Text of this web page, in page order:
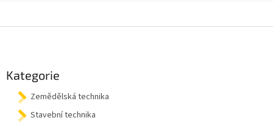
Kategorie
Zemědělská technika
Stavební technika